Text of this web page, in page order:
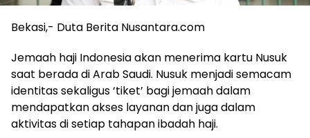
Bekasi,- Duta Berita Nusantara.com
Jemaah haji Indonesia akan menerima kartu Nusuk
saat berada di Arab Saudi. Nusuk menjadi semacam
identitas sekaligus ‘tiket’ bagi jemaah dalam
mendapatkan akses layanan dan juga dalam
aktivitas di setiap tahapan ibadah haji.